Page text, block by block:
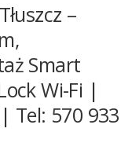
–
Smart
Wi-Fi |
Tel: 570 933